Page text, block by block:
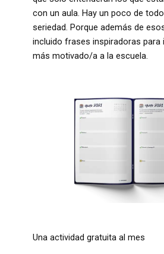
con un aula. Hay un poco de
seriedad. Porque además de
incluido frases inspiradoras para
más motivado/a a la escuela.
Una actividad gratuita al mes